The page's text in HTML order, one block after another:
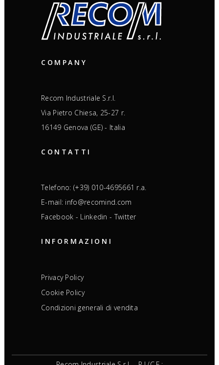
COMPANY
Recom Industriale S.r.l.
Via Pietro Chiesa, 25-27 r.
16149 Genova (GE) - Italia
CONTATTI
Telefono: (+39) 010-4695661 r.a.
E-mail: info@recomind.com
Facebook - Linkedin - Twitter
INFORMAZIONI
Privacy Policy
Cookie Policy
Condizioni generali di vendita